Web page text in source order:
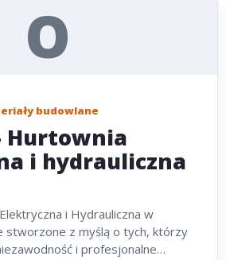
O
budowlane
Hurtownia
i hydrauliczna
i Hydrauliczna w
stworzone z myślą o tych, którzy
i profesjonalne